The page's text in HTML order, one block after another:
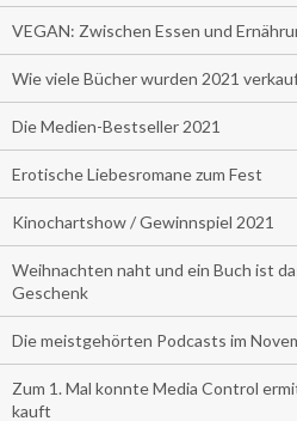
VEGAN: Zwischen Essen und
Wie viele Bücher wurden 2021
Die Medien-Bestseller 2021
Erotische Liebesromane zum Fest
Kinochartshow / Gewinnspiel 2021
Weihnachten naht und ein Buch ist
Geschenk
Die meistgehörten Podcasts im
Zum 1. Mal konnte Media Control
kauft